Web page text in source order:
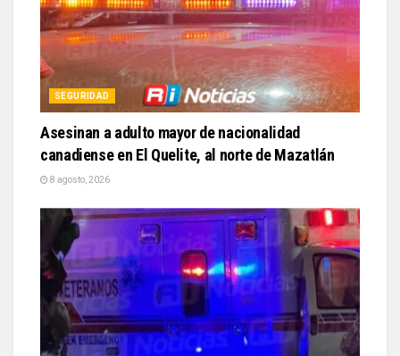
SEGURIDAD
Asesinan a adulto mayor de nacionalidad
canadiense en El Quelite, al norte de Mazatlán
8 agosto, 2026